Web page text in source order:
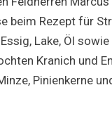
beim Rezept für
Lake, Öl
Kranich und
Pinienkerne